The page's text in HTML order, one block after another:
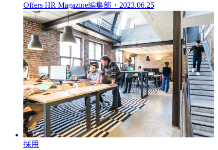
Offers HR Magazine編集部 ・ 2023.06.25
採用